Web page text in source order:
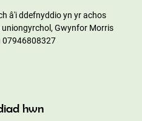
â'i ddefnyddio yn yr achos
Gwynfor Morris
07946808327
hwn